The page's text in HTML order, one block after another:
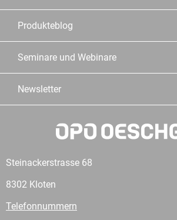
Produkteblog
Seminare und Webinare
Newsletter
Steinackerstrasse 68
8302 Kloten
Telefonnummern